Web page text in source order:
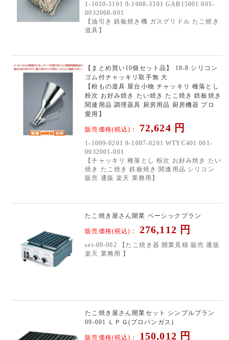
1-1010-3101 9-1008-3301 GAB15001 001-
0032068-001
【油引き 鉄板焼き機 ガスグリドル たこ焼き
道具】
【まとめ買い10個セット品】 18-8 シリコン
ゴム付チャッキリ取手無 大
【粉もの道具 屋台小物 チャッキリ 種落とし
粉次 お好み焼き たい焼き たこ焼き 鉄板焼き
関連用品 調理器具 厨房用品 厨房機器 プロ
愛用】
販売価格(税込)： 72,624 円
1-1009-0201 9-1007-0201 WTYC401 001-
0032001-001
【チャッキリ 種落とし 粉次 お好み焼き たい
焼き たこ焼き 鉄板焼き 関連用品 シリコン
販売 通販 楽天 業務用】
たこ焼き屋さん開業 ベーシックプラン
販売価格(税込)： 276,112 円
set-09-002 【たこ焼き器 開業見積 販売 通販
楽天 業務用 】
たこ焼き屋さん開業セット シンプルプラン
09-001 ＬＰＧ(プロパンガス)
販売価格(税込)： 150,012 円